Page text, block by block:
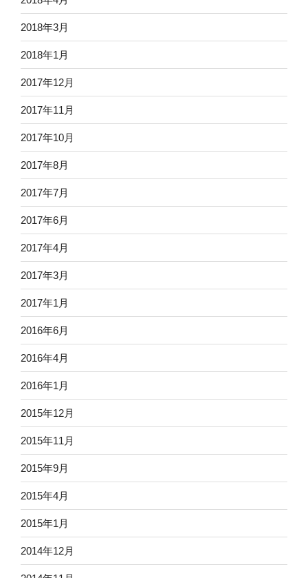
2018年3月
2018年1月
2017年12月
2017年11月
2017年10月
2017年8月
2017年7月
2017年6月
2017年4月
2017年3月
2017年1月
2016年6月
2016年4月
2016年1月
2015年12月
2015年11月
2015年9月
2015年4月
2015年1月
2014年12月